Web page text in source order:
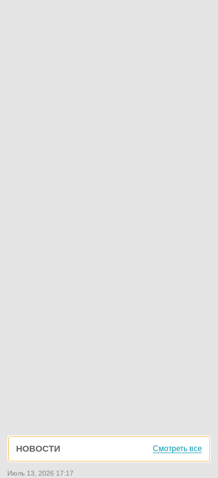
Боковая
панель
НОВОСТИ Смотреть все
Июль 13, 2026 17:17